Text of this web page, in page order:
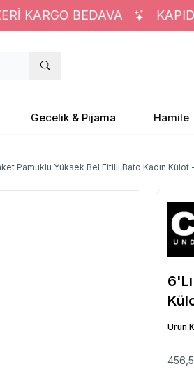
KARGO BEDAVA KAPIDA
Gecelik & Pijama Hamile
Pamuklu Yüksek Bel Fitilli Bato Kadın Külot
Ürün